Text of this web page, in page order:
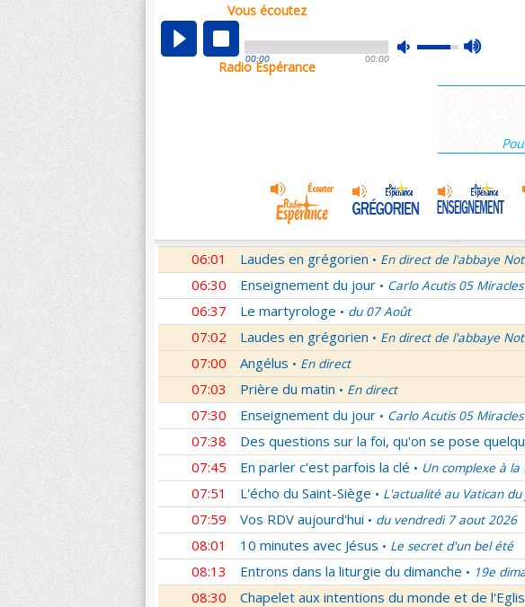
Vous écoutez
mute
max
00:00 00:00
Radio Espérance
00:04
01:03 Sentinelles de la foi • Lettres de Saint François
01:32 10 minutes avec Jésus
18e semaine du Temps
Lettre aux Galates
Si tu savais le don de Dieu La Transfiguration
En Toi nos sources • Paul et le Judaïsme 05
La théologie
06:01 Laudes en grégorien • En direct de l'abbaye
06:30 Enseignement du jour • Carlo Acutis 05
06:37 Le martyrologe • du 07 Août
07:02 Laudes en grégorien • En direct de l'abbaye
07:00 Angélus • En direct
07:03 Prière du matin • En direct
07:30 Enseignement du jour • Carlo Acutis 05
07:38 Des questions sur la foi, qu'on se pose
07:45 En parler c'est parfois la clé • Un complexe à la
07:51 L'écho du Saint-Siège • L'actualité au Vatican du
07:59 Vos RDV aujourd'hui • du vendredi 7 aout 2026
08:01 10 minutes avec Jésus • Le secret d'un bel été
08:13 Entrons dans la liturgie du dimanche • 19e
08:30 Chapelet aux intentions du monde et de